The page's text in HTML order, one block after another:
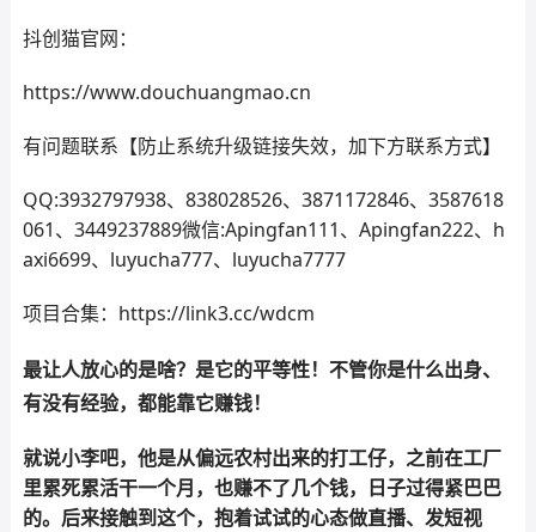
抖创猫官网：
https://www.douchuangmao.cn
有问题联系【防止系统升级链接失效，加下方联系方式】
QQ:3932797938、838028526、3871172846、3587618
061、3449237889微信:Apingfan111、Apingfan222、h
axi6699、luyucha777、luyucha7777
项目合集：https://link3.cc/wdcm
最让人放心的是啥？是它的平等性！不管你是什么出身、
有没有经验，都能靠它赚钱！
就说小李吧，他是从偏远农村出来的打工仔，之前在工厂
里累死累活干一个月，也赚不了几个钱，日子过得紧巴巴
的。后来接触到这个，抱着试试的心态做直播、发短视